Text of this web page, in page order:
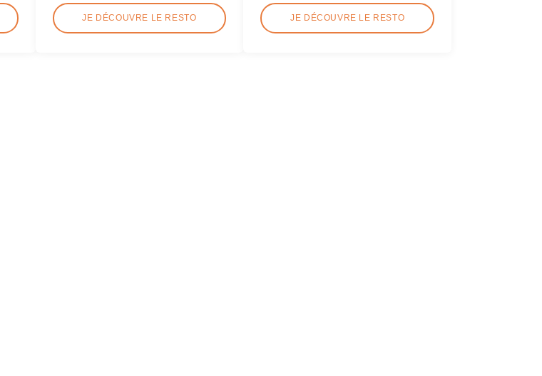
JE DÉCOUVRE LE RESTO JE DÉCOUVRE LE RESTO